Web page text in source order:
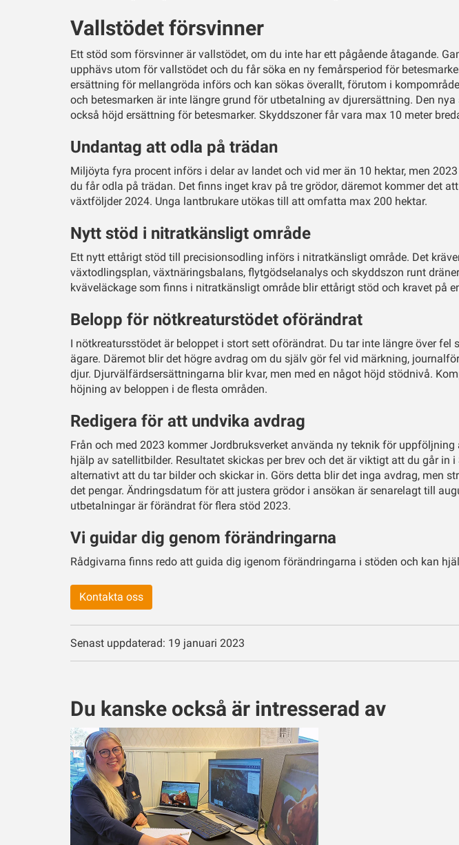
Vallstödet försvinner
Ett stöd som försvinner är vallstödet, om du inte har ett pågående åtagande.
upphävs utom för vallstödet och du får söka en ny femårsperiod för
ersättning för mellangröda införs och kan sökas överallt, förutom i
och betesmarken är inte längre grund för utbetalning av djurersättning. Den
också höjd ersättning för betesmarker. Skyddszoner får vara max 10 meter
Undantag att odla på trädan
Miljöyta fyra procent införs i delar av landet och vid mer än 10 hektar, men
du får odla på trädan. Det finns inget krav på tre grödor, däremot kommer det
växtföljder 2024. Unga lantbrukare utökas till att omfatta max 200 hektar.
Nytt stöd i nitratkänsligt område
Ett nytt ettårigt stöd till precisionsodling införs i nitratkänsligt område. Det
växtodlingsplan, växtnäringsbalans, flytgödselanalys och skyddszon runt
kväveläckage som finns i nitratkänsligt område blir ettårigt stöd och kravet på
Belopp för nötkreaturstödet oförändrat
I nötkreatursstödet är beloppet i stort sett oförändrat. Du tar inte längre över fel
ägare. Däremot blir det högre avdrag om du själv gör fel vid märkning,
djur. Djurvälfärdsersättningarna blir kvar, men med en något höjd stödnivå.
höjning av beloppen i de flesta områden.
Redigera för att undvika avdrag
Från och med 2023 kommer Jordbruksverket använda ny teknik för uppföljning
hjälp av satellitbilder. Resultatet skickas per brev och det är viktigt att du går in i
alternativt att du tar bilder och skickar in. Görs detta blir det inga avdrag, men
det pengar. Ändringsdatum för att justera grödor i ansökan är senarelagt till
utbetalningar är förändrat för flera stöd 2023.
Vi guidar dig genom förändringarna
Rådgivarna finns redo att guida dig igenom förändringarna i stöden och kan
Kontakta oss
Senast uppdaterad: 19 januari 2023
Du kanske också är intresserad av